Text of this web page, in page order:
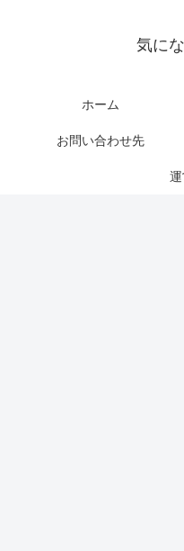
気に
ホーム
お問い合わせ先